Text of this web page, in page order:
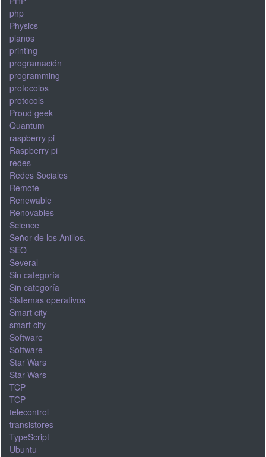
php
Physics
planos
printing
programación
programming
protocolos
protocols
Proud geek
Quantum
raspberry pi
Raspberry pi
redes
Redes Sociales
Remote
Renewable
Renovables
Science
Señor de los Anillos.
SEO
Several
Sin categoría
Sin categoría
Sistemas operativos
Smart city
smart city
Software
Software
Star Wars
Star Wars
TCP
TCP
telecontrol
transistores
TypeScript
Ubuntu